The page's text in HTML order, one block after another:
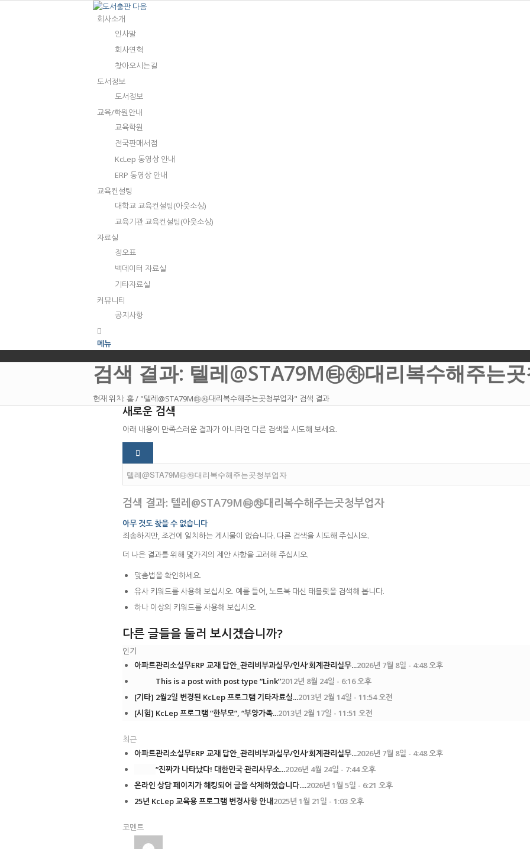
회사소개
인사말
회사연혁
찾아오시는길
도서정보
도서정보
교육/학원안내
교육학원
전국판매서점
KcLep 동영상 안내
ERP 동영상 안내
교육컨설팅
대학교 교육컨설팅(아웃소싱)
교육기관 교육컨설팅(아웃소싱)
자료실
정오표
백데이터 자료실
기타자료실
커뮤니티
공지사항
메뉴
검색 결과: 텔레@STA79M㉹㉷대리복수해주는
현재 위치: 홈/ "텔레@STA79M㉹㉷대리복수해주는곳청부업자" 검색 결과
새로운 검색
아래 내용이 만족스러운 결과가 아니라면 다른 검색을 시도해 보세요.
검색 결과: 텔레@STA79M㉹㉷대리복수해주는곳청부업자
아무 것도 찾을 수 없습니다
죄송하지만, 조건에 일치하는 게시물이 없습니다. 다른 검색을 시도해 주십시오.
더 나은 결과를 위해 몇가지의 제안 사항을 고려해 주십시오.
맞춤법을 확인하세요.
유사 키워드를 사용해 보십시오. 예를 들어, 노트북 대신 태블릿을 검색해 봅니다.
하나 이상의 키워드를 사용해 보십시오.
다른 글들을 둘러 보시겠습니까?
인기
아파트관리소실무ERP 교재 답안_관리비부과실무/인사’회계관리실무...2026년 7월 8일 - 4:48 오후
This is a post with post type “Link”2012년 8월 24일 - 6:16 오후
[기타] 2월2일 변경된 KcLep 프로그램 기타자료실...2013년 2월 14일 - 11:54 오전
[시험] KcLep 프로그램 “한부모”, “부양가족...2013년 2월 17일 - 11:51 오전
최근
아파트관리소실무ERP 교재 답안_관리비부과실무/인사’회계관리실무...2026년 7월 8일 - 4:48 오후
“진짜가 나타났다! 대한민국 관리사무소...2026년 4월 24일 - 7:44 오후
온라인 상담 페이지가 해킹되어 글을 삭제하였습니다....2026년 1월 5일 - 6:21 오후
25년 KcLep 교육용 프로그램 변경사항 안내2025년 1월 21일 - 1:03 오후
코멘트